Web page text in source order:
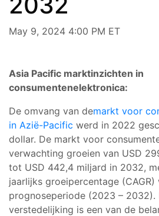
May 9, 2024 4:00 PM ET
Asia Pacific marktinzichten in
consumentenelektronica:
De omvang van demarkt voor
in Azië-Pacific werd in 2022
dollar. De markt voor
verwachting groeien van USD
tot USD 442,4 miljard in 2032,
jaarlijks groeipercentage
prognoseperiode (2023 – 2032).
verstedelijking is een van de